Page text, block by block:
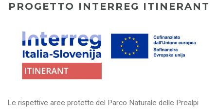
PROGETTO INTERREG ITINERANT
Le rispettive aree protette del Parco Naturale delle Prealpi